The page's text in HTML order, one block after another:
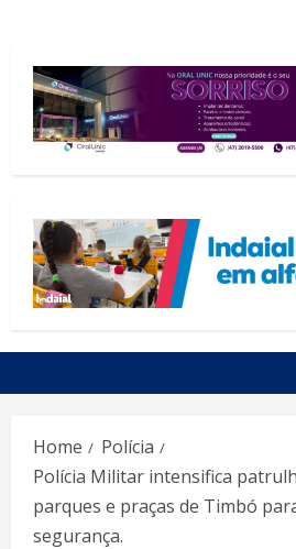
Home
Polícia
Polícia Militar intensifica
parques e praças de Timbó
segurança.